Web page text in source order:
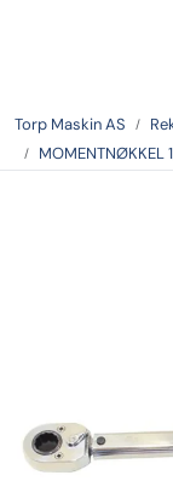
Torp Maskin AS
MOMENTNØKKEL